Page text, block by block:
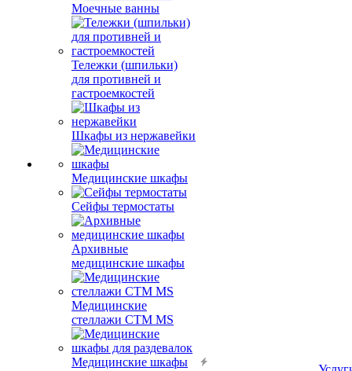
Моечные ванны
Тележки (шпильки)
для противней и
гастроемкостей
Шкафы из нержавейки
Медицинские шкафы
Сейфы термостаты
Архивные
медицинские шкафы
Медицинские
стеллажи CTM MS
Медицинские шкафы